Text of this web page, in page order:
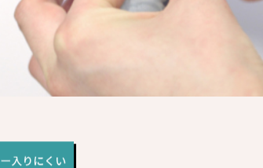
ULTRAMAGIC
ループの出発ブランドのひとつ…
ャル化粧品の一つ一つにユニークさと